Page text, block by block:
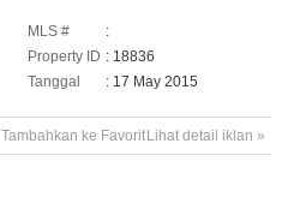
MLS #
:
Property ID : 18836
Tanggal
: 17 May 2015
Lihat detail iklan »
Tambahkan ke Favorit